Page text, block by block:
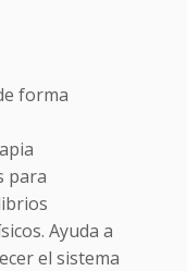
forma
para
Ayuda a
el sistema